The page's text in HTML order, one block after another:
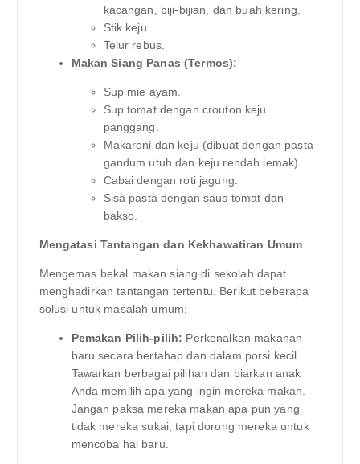
kacangan, biji-bijian, dan buah kering.
Stik keju.
Telur rebus.
Makan Siang Panas (Termos):
Sup mie ayam.
Sup tomat dengan crouton keju
panggang.
Makaroni dan keju (dibuat dengan pasta
gandum utuh dan keju rendah lemak).
Cabai dengan roti jagung.
Sisa pasta dengan saus tomat dan
bakso.
Mengatasi Tantangan dan Kekhawatiran Umum
Mengemas bekal makan siang di sekolah dapat
menghadirkan tantangan tertentu. Berikut beberapa
solusi untuk masalah umum:
Pemakan Pilih-pilih: Perkenalkan makanan
baru secara bertahap dan dalam porsi kecil.
Tawarkan berbagai pilihan dan biarkan anak
Anda memilih apa yang ingin mereka makan.
Jangan paksa mereka makan apa pun yang
tidak mereka sukai, tapi dorong mereka untuk
mencoba hal baru.